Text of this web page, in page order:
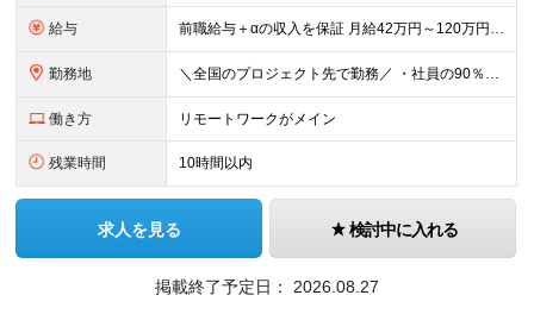
給与 前職給与＋αの収入を保証 月給42万円～120万円＋各種手当＋賞与 給与基準が明確かつ高還元です。 一人ひとりの生活が安定して活躍いただける環境を目指しています。 ※平均年収650万円 ・還元率8
勤務地 ＼全国のプロジェクト先で勤務／ ・社員の90％以上がリモートワークを導入 ・フルリモートで全国各地から勤務可 ‐勤務地は100%希望を反映 【本社】 埼玉県草加市谷塚町580-1 エスワンプラザ3F
働き方 リモートワークがメイン
残業時間 10時間以内
求人を見る 検討中に入れる
掲載終了予定日： 2026.08.27